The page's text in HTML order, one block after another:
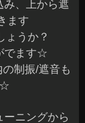
み、上から遮
ます
ょうか？
でます☆
制振/遮音も
☆
ニングから